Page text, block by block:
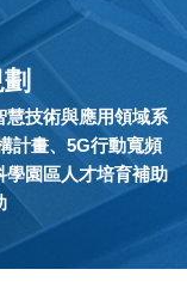
慧技術與應用領域系
計畫、5G行動寬頻
園區人才培育補助
一行貴賓來訪
賀 本校資訊學院與同濟大學軟件學院簽署碩士雙聯學位
浙江工貿職業技術學院在台學生座談會
聯誼賽